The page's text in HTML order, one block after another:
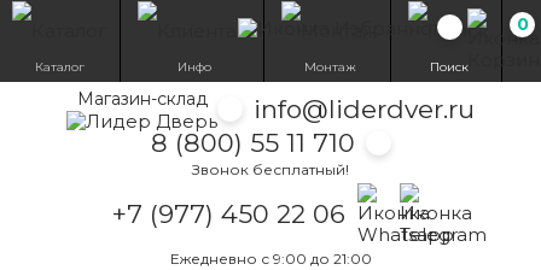
Магазин-склад
info@liderdver.ru
8 (800) 55 11 710
Звонок бесплатный!
+7 (977) 450 22 06
Написать на
Написать на
Ежедневно с 9:00 до 21:00
0
Каталог Инфо Монтаж Поиск